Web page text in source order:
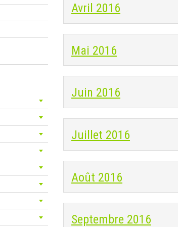
Avril 2016
Mai 2016
Juin 2016
Juillet 2016
Août 2016
Septembre 2016